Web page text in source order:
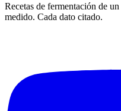
Recetas de fermentación de
medido. Cada dato citado.